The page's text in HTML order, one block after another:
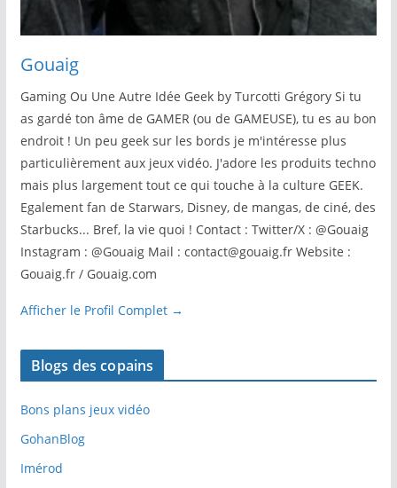
Gouaig
Gaming Ou Une Autre Idée Geek by Turcotti Grégory Si tu
as gardé ton âme de GAMER (ou de GAMEUSE), tu es au bon
endroit ! Un peu geek sur les bords je m'intéresse plus
particulièrement aux jeux vidéo. J'adore les produits techno
mais plus largement tout ce qui touche à la culture GEEK.
Egalement fan de Starwars, Disney, de mangas, de ciné, des
Starbucks... Bref, la vie quoi ! Contact : Twitter/X : @Gouaig
Instagram : @Gouaig Mail : contact@gouaig.fr Website :
Gouaig.fr / Gouaig.com
Afficher le Profil Complet →
Blogs des copains
Bons plans jeux vidéo
GohanBlog
Imérod